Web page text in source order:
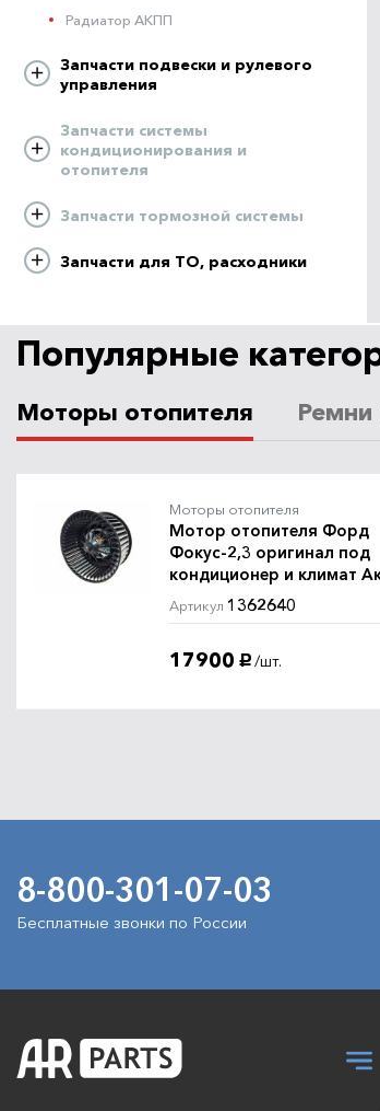
Радиатор АКПП
Запчасти подвески и рулевого
управления
Запчасти системы
кондиционирования и
отопителя
Запчасти тормозной системы
Запчасти для ТО, расходники
Популярные
Моторы отопителя
Моторы отопителя
Мотор отопителя Форд
Фокус-2,3 оригинал под
кондиционер и климат
Артикул 1362640
17900 руб. /шт.
8-800-301-07-03
Бесплатные звонки по России